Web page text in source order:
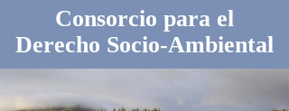
Consorcio para el
Derecho Socio-Ambiental